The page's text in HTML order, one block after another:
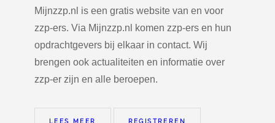
Mijnzzp.nl is een gratis website van en voor
zzp-ers. Via Mijnzzp.nl komen zzp-ers en hun
opdrachtgevers bij elkaar in contact. Wij
brengen ook actualiteiten en informatie over
zzp-er zijn en alle beroepen.
LEES MEER REGISTREREN